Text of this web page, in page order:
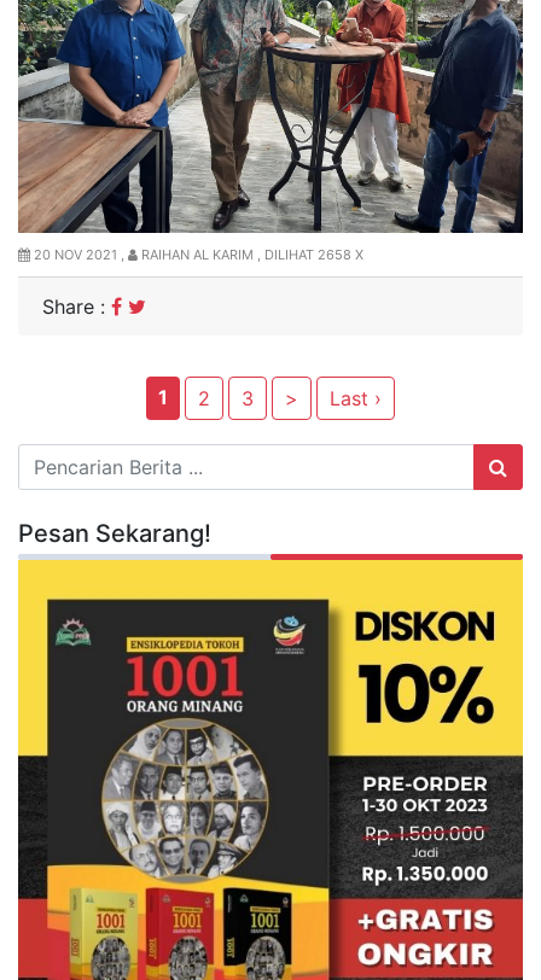
20 NOV 2021 , RAIHAN AL KARIM , DILIHAT 2658 X
Share :
1 2 3 > Last ›
Pesan Sekarang!